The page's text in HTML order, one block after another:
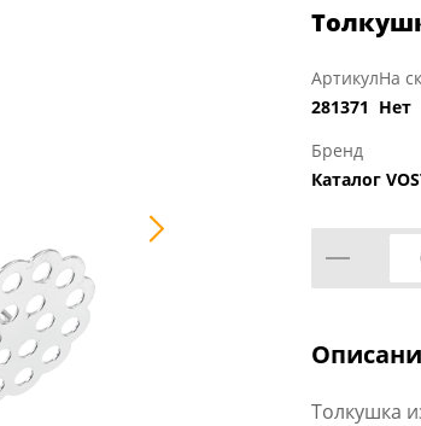
Артикул
281371
На
Нет
Бренд
Каталог
Толкушка